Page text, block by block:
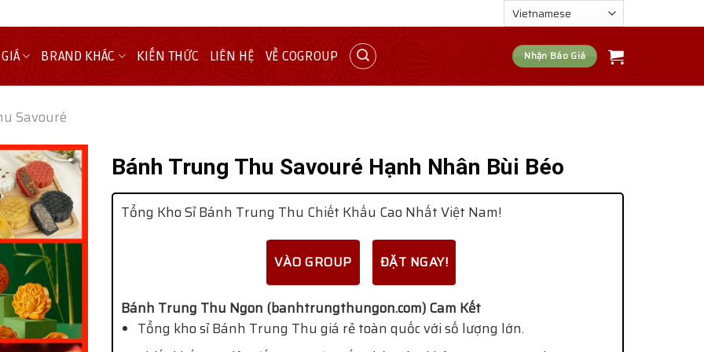
BRAND KHÁC KIẾN THỨC LIÊN HỆ VỀ COGROUP Nhận Báo Giá
Savouré
Bánh Trung Thu Savouré Hạnh Nhân Bùi Béo
Tổng Kho Sỉ Bánh Trung Thu Chiết Khấu Cao Nhất Việt Nam!
VÀO GROUP ĐẶT NGAY!
Bánh Trung Thu Ngon (banhtrungthungon.com) Cam Kết
Tổng kho sỉ Bánh Trung Thu giá rẻ toàn quốc với số lượng lớn.